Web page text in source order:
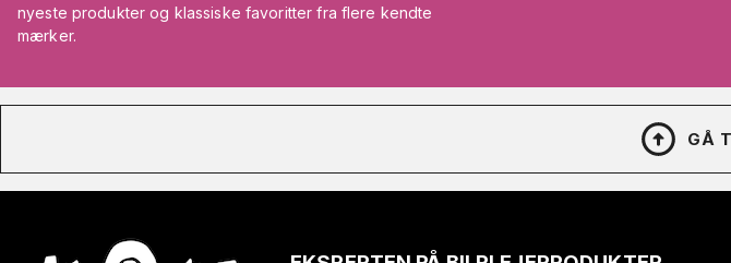
nyeste produkter og klassiske favoritter fra flere kendte
mærker.
GÅ